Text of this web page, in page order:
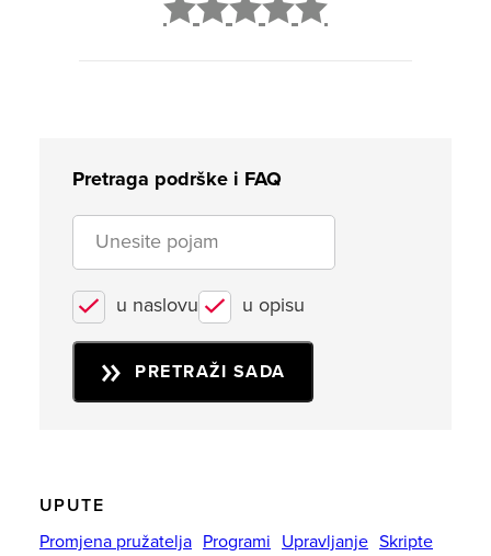
Pretraga podrške i FAQ
u naslovu u opisu
PRETRAŽI SADA
UPUTE
Promjena pružatelja Programi Upravljanje Skripte